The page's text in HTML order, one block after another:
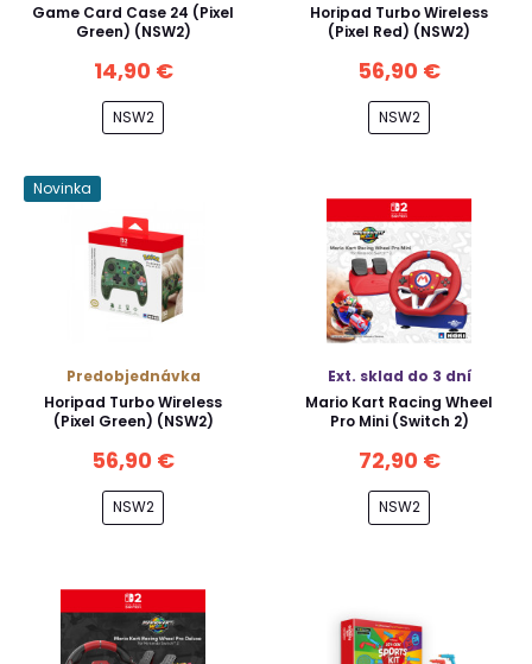
Game Card Case 24 (Pixel
Green) (NSW2)
14,90 €
NSW2
Horipad Turbo Wireless
(Pixel Red) (NSW2)
56,90 €
NSW2
Novinka
Predobjednávka
Horipad Turbo Wireless
(Pixel Green) (NSW2)
56,90 €
NSW2
Ext. sklad do 3 dní
Mario Kart Racing Wheel
Pro Mini (Switch 2)
72,90 €
NSW2